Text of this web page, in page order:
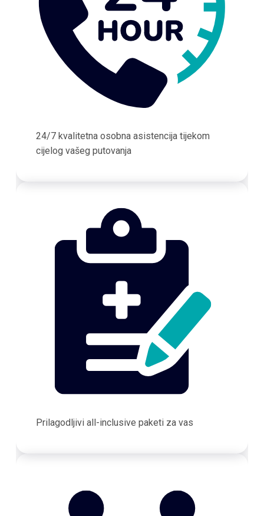
24/7 kvalitetna osobna asistencija tijekom
cijelog vašeg putovanja
Prilagodljivi all-inclusive paketi za vas